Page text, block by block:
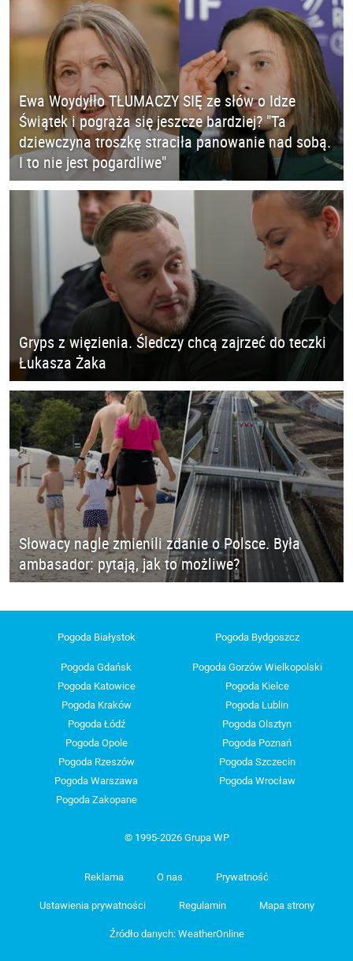
Ewa Woydyłło TŁUMACZY SIĘ ze słów o Idze
Świątek i pogrąża się jeszcze bardziej? "Ta
dziewczyna troszkę straciła panowanie nad sobą.
I to nie jest pogardliwe"
Gryps z więzienia. Śledczy chcą zajrzeć do teczki
Łukasza Żaka
Słowacy nagle zmienili zdanie o Polsce. Była
ambasador: pytają, jak to możliwe?
Pogoda Białystok Pogoda Bydgoszcz
Pogoda Gdańsk
Pogoda Gorzów Wielkopolski
Pogoda Katowice
Pogoda Kielce
Pogoda Kraków
Pogoda Lublin
Pogoda Łódź
Pogoda Olsztyn
Pogoda Opole
Pogoda Poznań
Pogoda Rzeszów
Pogoda Szczecin
Pogoda Warszawa
Pogoda Wrocław
Pogoda Zakopane
© 1995-2026 Grupa WP
Reklama O nas Prywatność
Ustawienia prywatności Regulamin Mapa strony
Źródło danych: WeatherOnline